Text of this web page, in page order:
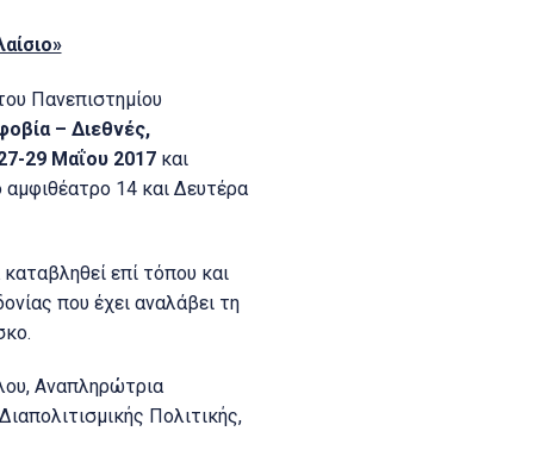
Πανεπιστημίου
– Διεθνές,
29 Μαΐου 2017 και
14 και Δευτέρα
επί τόπου και
που έχει αναλάβει τη
Αναπληρώτρια
Πολιτικής,